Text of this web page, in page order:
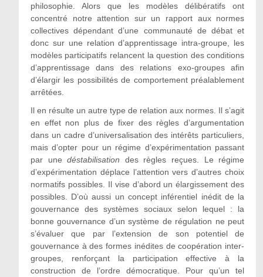
philosophie. Alors que les modèles délibératifs ont
concentré notre attention sur un rapport aux normes
collectives dépendant d’une communauté de débat et
donc sur une relation d’apprentissage intra-groupe, les
modèles participatifs relancent la question des conditions
d’apprentissage dans des relations exo-groupes afin
d’élargir les possibilités de comportement préalablement
arrêtées.
Il en résulte un autre type de relation aux normes. Il s’agit
en effet non plus de fixer des règles d’argumentation
dans un cadre d’universalisation des intérêts particuliers,
mais d’opter pour un régime d’expérimentation passant
par unedéstabilisation des règles reçues. Le régime
d’expérimentation déplace l’attention vers d’autres choix
normatifs possibles. Il vise d’abord un élargissement des
possibles. D’où aussi un concept inférentiel inédit de la
gouvernance des systèmes sociaux selon lequel : la
bonne gouvernance d’un système de régulation ne peut
s’évaluer que par l’extension de son potentiel de
gouvernance à des formes inédites de coopération inter-
groupes, renforçant la participation effective à la
construction de l’ordre démocratique. Pour qu’un tel